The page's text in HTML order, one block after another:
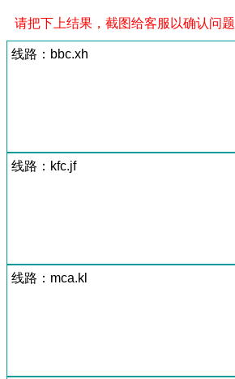
请把下上结果，截图给客服以确认问题
线路：bbc.xh
线路：kfc.jf
线路：mca.kl